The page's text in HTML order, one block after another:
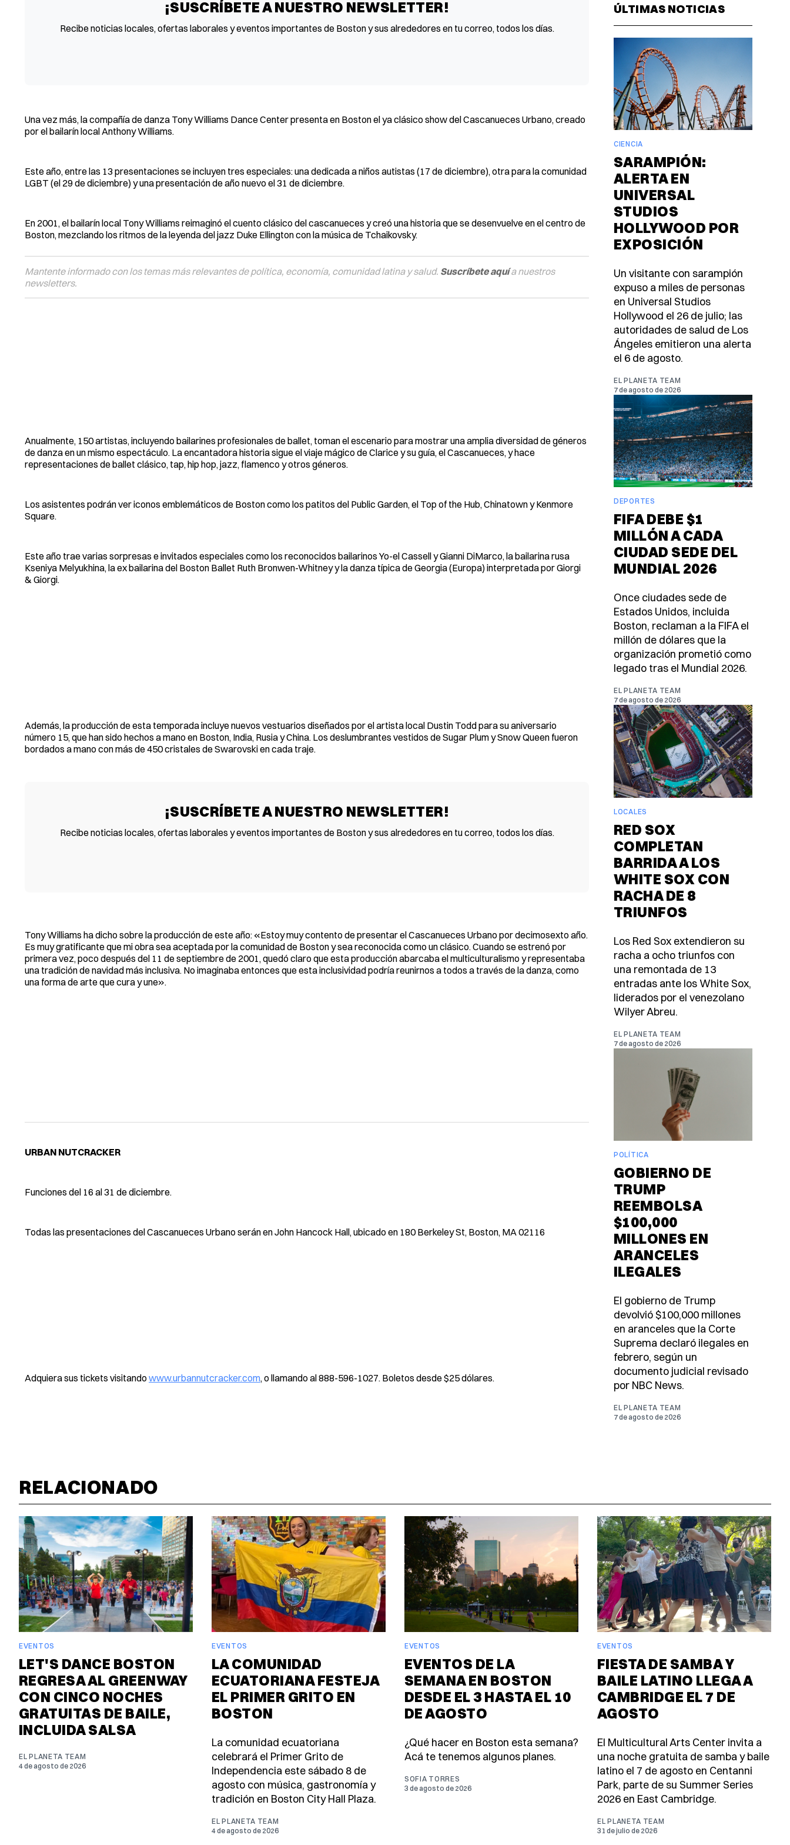
¡SUSCRÍBETE A NUESTRO NEWSLETTER!
Recibe noticias locales, ofertas laborales y eventos importantes de Boston y sus alrededores en tu correo, todos los días.
Una vez más, la compañía de danza Tony Williams Dance Center presenta en Boston el ya clásico show del Cascanueces Urbano, creado
por el bailarín local Anthony Williams.
Este año, entre las 13 presentaciones se incluyen tres especiales: una dedicada a niños autistas (17 de diciembre), otra para la comunidad
LGBT (el 29 de diciembre) y una presentación de año nuevo el 31 de diciembre.
En 2001, el bailarín local Tony Williams reimaginó el cuento clásico del cascanueces y creó una historia que se desenvuelve en el centro de
Boston, mezclando los ritmos de la leyenda del jazz Duke Ellington con la música de Tchaikovsky.
Mantente informado con los temas más relevantes de política, economía, comunidad latina y salud. Suscríbete aquía nuestros
newsletters.
Anualmente, 150 artistas, incluyendo bailarines profesionales de ballet, toman el escenario para mostrar una amplia diversidad de géneros
de danza en un mismo espectáculo. La encantadora historia sigue el viaje mágico de Clarice y su guía, el Cascanueces, y hace
representaciones de ballet clásico, tap, hip hop, jazz, flamenco y otros géneros.
Los asistentes podrán ver iconos emblemáticos de Boston como los patitos del Public Garden, el Top of the Hub, Chinatown y Kenmore
Square.
Este año trae varias sorpresas e invitados especiales como los reconocidos bailarinos Yo-el Cassell y Gianni DiMarco, la bailarina rusa
Kseniya Melyukhina, la ex bailarina del Boston Ballet Ruth Bronwen-Whitney y la danza típica de Georgia (Europa) interpretada por Giorgi
& Giorgi.
Además, la producción de esta temporada incluye nuevos vestuarios diseñados por el artista local Dustin Todd para su aniversario
número 15, que han sido hechos a mano en Boston, India, Rusia y China. Los deslumbrantes vestidos de Sugar Plum y Snow Queen fueron
bordados a mano con más de 450 cristales de Swarovski en cada traje.
¡SUSCRÍBETE A NUESTRO NEWSLETTER!
Recibe noticias locales, ofertas laborales y eventos importantes de Boston y sus alrededores en tu correo, todos los días.
Tony Williams ha dicho sobre la producción de este año: «Estoy muy contento de presentar el Cascanueces Urbano por decimosexto año.
Es muy gratificante que mi obra sea aceptada por la comunidad de Boston y sea reconocida como un clásico. Cuando se estrenó por
primera vez, poco después del 11 de septiembre de 2001, quedó claro que esta producción abarcaba el multiculturalismo y representaba
una tradición de navidad más inclusiva. No imaginaba entonces que esta inclusividad podría reunirnos a todos a través de la danza, como
una forma de arte que cura y une».
URBAN NUTCRACKER
Funciones del 16 al 31 de diciembre.
Todas las presentaciones del Cascanueces Urbano serán en John Hancock Hall, ubicado en 180 Berkeley St, Boston, MA 02116
Adquiera sus tickets visitando www.urbannutcracker.com, o llamando al 888-596-1027. Boletos desde $25 dólares.
ÚLTIMAS NOTICIAS
CIENCIA
SARAMPIÓN:
ALERTA EN
UNIVERSAL
STUDIOS
HOLLYWOOD POR
EXPOSICIÓN
Un visitante con sarampión
expuso a miles de personas
en Universal Studios
Hollywood el 26 de julio; las
autoridades de salud de Los
Ángeles emitieron una alerta
el 6 de agosto.
EL PLANETA TEAM
7 de agosto de 2026
DEPORTES
FIFA DEBE $1
MILLÓN A CADA
CIUDAD SEDE DEL
MUNDIAL 2026
Once ciudades sede de
Estados Unidos, incluida
Boston, reclaman a la FIFA el
millón de dólares que la
organización prometió como
legado tras el Mundial 2026.
EL PLANETA TEAM
7 de agosto de 2026
LOCALES
RED SOX
COMPLETAN
BARRIDA A LOS
WHITE SOX CON
RACHA DE 8
TRIUNFOS
Los Red Sox extendieron su
racha a ocho triunfos con
una remontada de 13
entradas ante los White Sox,
liderados por el venezolano
Wilyer Abreu.
EL PLANETA TEAM
7 de agosto de 2026
POLÍTICA
GOBIERNO DE
TRUMP
REEMBOLSA
$100,000
MILLONES EN
ARANCELES
ILEGALES
El gobierno de Trump
devolvió $100,000 millones
en aranceles que la Corte
Suprema declaró ilegales en
febrero, según un
documento judicial revisado
por NBC News.
EL PLANETA TEAM
7 de agosto de 2026
RELACIONADO
EVENTOS
LET'S DANCE BOSTON
REGRESA AL GREENWAY
CON CINCO NOCHES
GRATUITAS DE BAILE,
INCLUIDA SALSA
EL PLANETA TEAM
4 de agosto de 2026
EVENTOS
LA COMUNIDAD
ECUATORIANA FESTEJA
EL PRIMER GRITO EN
BOSTON
La comunidad ecuatoriana
celebrará el Primer Grito de
Independencia este sábado 8 de
agosto con música, gastronomía y
tradición en Boston City Hall Plaza.
EL PLANETA TEAM
4 de agosto de 2026
EVENTOS
EVENTOS DE LA
SEMANA EN BOSTON
DESDE EL 3 HASTA EL 10
DE AGOSTO
¿Qué hacer en Boston esta semana?
Acá te tenemos algunos planes.
SOFIA TORRES
3 de agosto de 2026
EVENTOS
FIESTA DE SAMBA Y
BAILE LATINO LLEGA A
CAMBRIDGE EL 7 DE
AGOSTO
El Multicultural Arts Center invita a
una noche gratuita de samba y baile
latino el 7 de agosto en Centanni
Park, parte de su Summer Series
2026 en East Cambridge.
EL PLANETA TEAM
31 de julio de 2026